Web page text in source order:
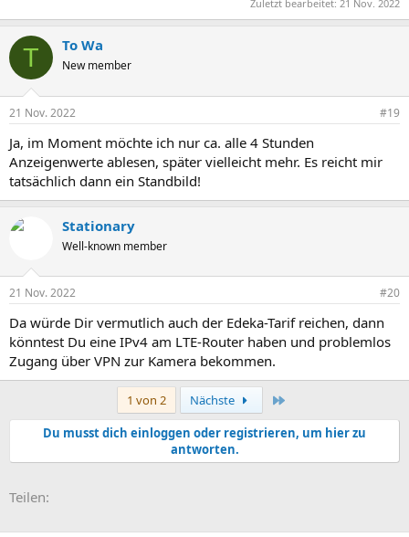
Zuletzt bearbeitet: 21 Nov. 2022
T To Wa
New member
21 Nov. 2022 #19
Ja, im Moment möchte ich nur ca. alle 4 Stunden
Anzeigenwerte ablesen, später vielleicht mehr. Es reicht mir
tatsächlich dann ein Standbild!
Stationary
Well-known member
21 Nov. 2022 #20
Da würde Dir vermutlich auch der Edeka-Tarif reichen, dann
könntest Du eine IPv4 am LTE-Router haben und problemlos
Zugang über VPN zur Kamera bekommen.
1 von 2 Nächste
Du musst dich einloggen oder registrieren, um hier zu
antworten.
Teilen: